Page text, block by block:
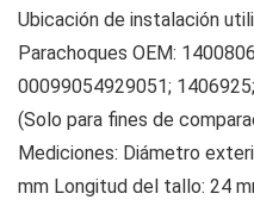
Ubicación de instalación
Parachoques OEM:
00099054929051;
(Solo para fines de
Mediciones: Diámetro
mm Longitud del tallo: 24